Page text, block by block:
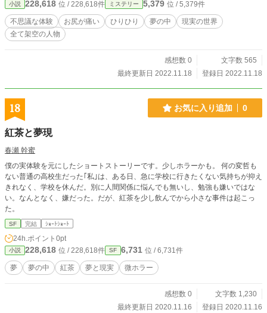
小説 228,618 位 / 228,618件 ミステリー 5,379 位 / 5,379件
不思議な体験 お尻が痛い ひりひり 夢の中
現実の世界
全て架空の人物
感想数 0
文字数 565
最終更新日 2022.11.18
登録日 2022.11.18
18 お気に入り追加 0
紅茶と夢現
春瀬 幹蜜
僕の実体験を元にしたショートストーリーです。少しホラーかも。 何の変哲も
ない普通の高校生だった｢私｣は、ある日、急に学校に行きたくない気持ちが抑え
きれなく、学校を休んだ。別に人間関係に悩んでも無いし、勉強も嫌いではな
い。なんとなく、嫌だった。だが、紅茶を少し飲んでから小さな事件は起こっ
た。
SF 完結 ｼｮｰﾄｼｮｰﾄ
24h.ポイント 0pt
小説 228,618 位 / 228,618件 SF 6,731 位 / 6,731件
夢 夢の中 紅茶 夢と現実 微ホラー
感想数 0
文字数 1,230
最終更新日 2020.11.16
登録日 2020.11.16